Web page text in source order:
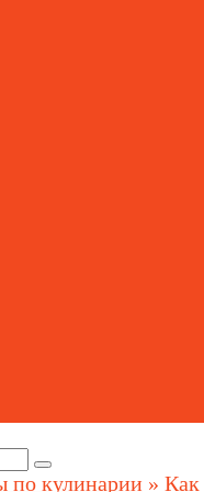
по кулинарии » Как